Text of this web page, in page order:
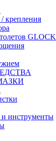
крепления
GLOCK
инструменты